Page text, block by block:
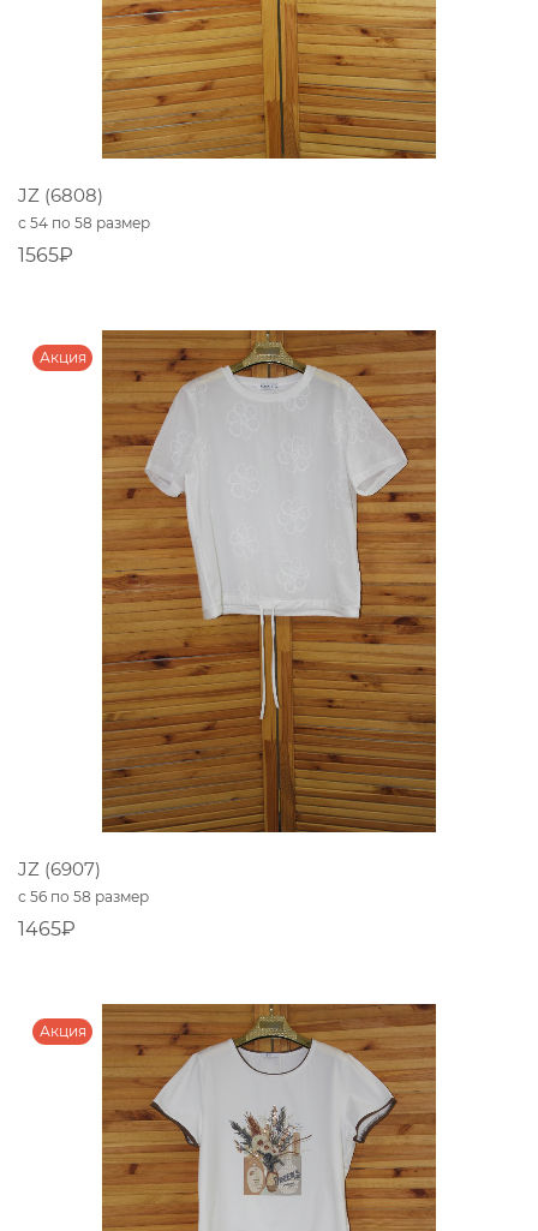
JZ (6808)
с 54 по 58 размер
1565₽
JZ (6907)
с 56 по 58 размер
1465₽